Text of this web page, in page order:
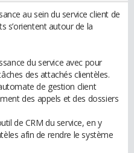
au sein du service client de
s’orientent autour de la
du service avec pour
des attachés clientèles.
de gestion client
des appels et des dossiers
de CRM du service, en y
afin de rendre le système